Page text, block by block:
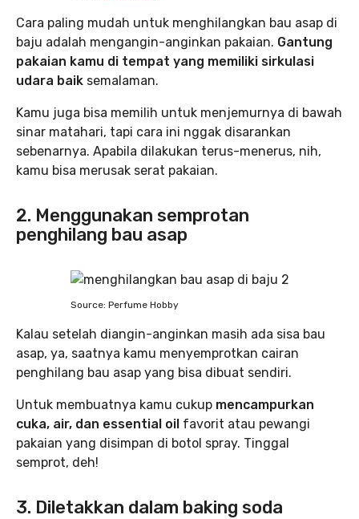
Cara paling mudah untuk menghilangkan bau asap di
baju adalah mengangin-anginkan pakaian. Gantung
pakaian kamu di tempat yang memiliki sirkulasi
udara baik semalaman.
Kamu juga bisa memilih untuk menjemurnya di bawah
sinar matahari, tapi cara ini nggak disarankan
sebenarnya. Apabila dilakukan terus-menerus, nih,
kamu bisa merusak serat pakaian.
2. Menggunakan semprotan
penghilang bau asap
Source: Perfume Hobby
Kalau setelah diangin-anginkan masih ada sisa bau
asap, ya, saatnya kamu menyemprotkan cairan
penghilang bau asap yang bisa dibuat sendiri.
Untuk membuatnya kamu cukup mencampurkan
cuka, air, dan essential oil favorit atau pewangi
pakaian yang disimpan di botol spray. Tinggal
semprot, deh!
3. Diletakkan dalam baking soda